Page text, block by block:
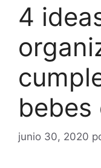
4
bebes
junio 30, 2020